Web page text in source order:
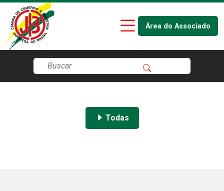
Área do Associado
Todas